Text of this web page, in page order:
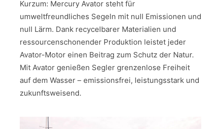
Kurzum: Mercury Avator steht für
umweltfreundliches Segeln mit null Emissionen und
null Lärm. Dank recycelbarer Materialien und
ressourcenschonender Produktion leistet jeder
Avator-Motor einen Beitrag zum Schutz der Natur.
Mit Avator genießen Segler grenzenlose Freiheit
auf dem Wasser – emissionsfrei, leistungsstark und
zukunftsweisend.